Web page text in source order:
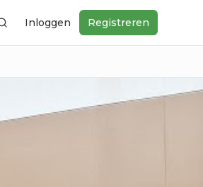
ZoekenInloggen Registreren